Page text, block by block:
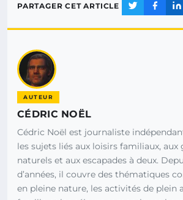
PARTAGER CET ARTICLE
AUTEUR
CÉDRIC NOËL
Cédric Noël est journaliste
les sujets liés aux loisirs familiaux, aux
naturels et aux escapades à deux.
d’années, il couvre des thématiques
en pleine nature, les activités de plein